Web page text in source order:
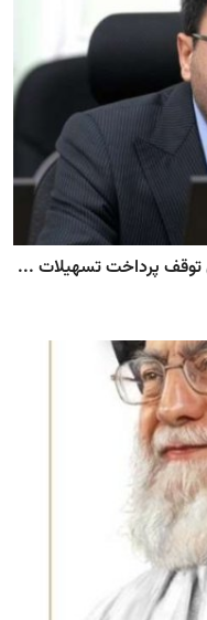
توقف پرداخت تسهیلات ...